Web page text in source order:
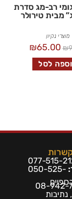
רב-מג סדרת
מבית טירולר
מוצרי נקיון
₪
₪65.00
לסל
077-515-
050-525-